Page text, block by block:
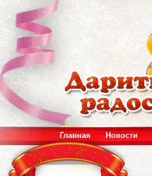
Главная Новости